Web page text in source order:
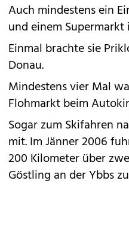
Auch mindestens ein
und einem
Einmal brachte sie
Donau.
Mindestens vier Mal
Flohmarkt beim
Sogar zum Skifahren
mit. Im Jänner 2006
200 Kilometer über
Göstling an der Ybbs